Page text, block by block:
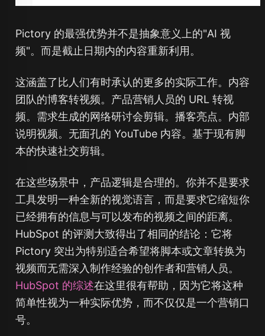
Pictory 的最强优势并不是抽象意义上的"AI 视
频"。而是截止日期内的内容重新利用。
这涵盖了比人们有时承认的更多的实际工作。内容
团队的博客转视频。产品营销人员的 URL 转视
频。需求生成的网络研讨会剪辑。播客亮点。内部
说明视频。无面孔的 YouTube 内容。基于现有脚
本的快速社交剪辑。
在这些场景中，产品逻辑是合理的。你并不是要求
工具发明一种全新的视觉语言，而是要求它缩短你
已经拥有的信息与可以发布的视频之间的距离。
HubSpot 的评测大致得出了相同的结论：它将
Pictory 突出为特别适合希望将脚本或文章转换为
视频而无需深入制作经验的创作者和营销人员。
HubSpot 的综述在这里很有帮助，因为它将这种
简单性视为一种实际优势，而不仅仅是一个营销口
号。